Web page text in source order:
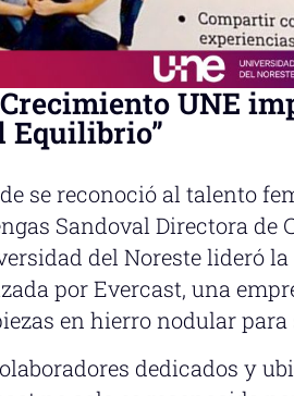
UNE
Equilibrio”
se reconoció al talento
Sandoval Directora de
del Noreste lideró
por Evercast, una
en hierro nodular para
dedicados y